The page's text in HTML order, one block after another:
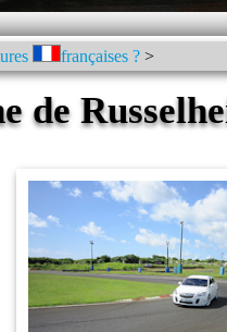
françaises ?>
de